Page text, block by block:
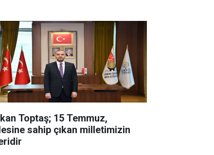
Toptaş; 15 Temmuz,
sahip çıkan milletimizin